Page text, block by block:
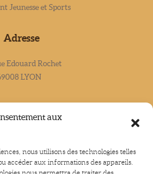
aux
nous utilisons des technologies telles
accéder aux informations des appareils.
Jeunesse et Sports
Adresse
Edouard Rochet
LYON
-